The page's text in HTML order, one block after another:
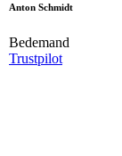
Anton Schmidt
Bedemand
Trustpilot